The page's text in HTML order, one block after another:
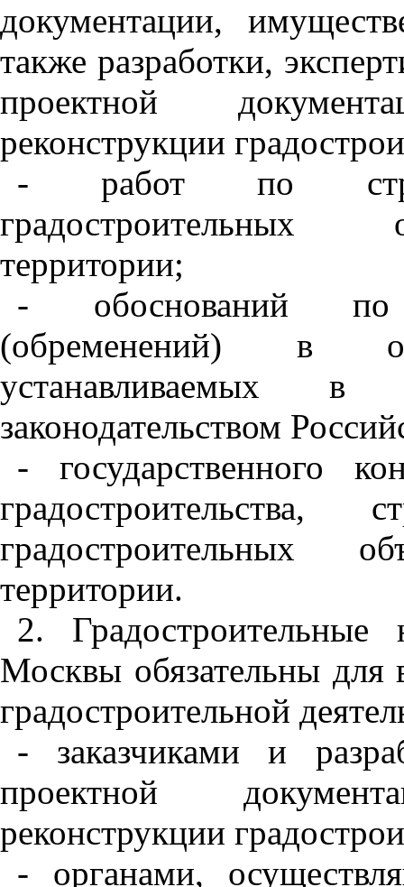
документации,
также разработки,
проектной
реконструкции
- работ по
градостроительных
территории;
- обоснований по
(обременений) в
устанавливаемых в
законодательством
- государственного
градостроительства,
градостроительных
территории.
2.
Москвы обязательны для
градостроительной
- заказчиками и
проектной
реконструкции
- органами,